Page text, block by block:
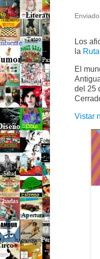
Los
la
El
del 25
Vistar